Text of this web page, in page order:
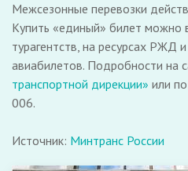
Межсезонные перевозки
Купить «единый» билет можно
турагентств, на ресурсах РЖД
авиабилетов. Подробности на
транспортной дирекции» или
006.
Источник: Минтранс России